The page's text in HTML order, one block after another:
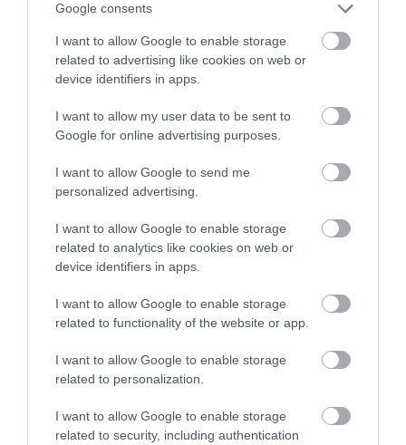
Google consents
I want to allow Google to enable storage
related to advertising like cookies on web or
device identifiers in apps.
I want to allow my user data to be sent to
Google for online advertising purposes.
I want to allow Google to send me
personalized advertising.
I want to allow Google to enable storage
related to analytics like cookies on web or
device identifiers in apps.
I want to allow Google to enable storage
related to functionality of the website or app.
I want to allow Google to enable storage
related to personalization.
I want to allow Google to enable storage
related to security, including authentication